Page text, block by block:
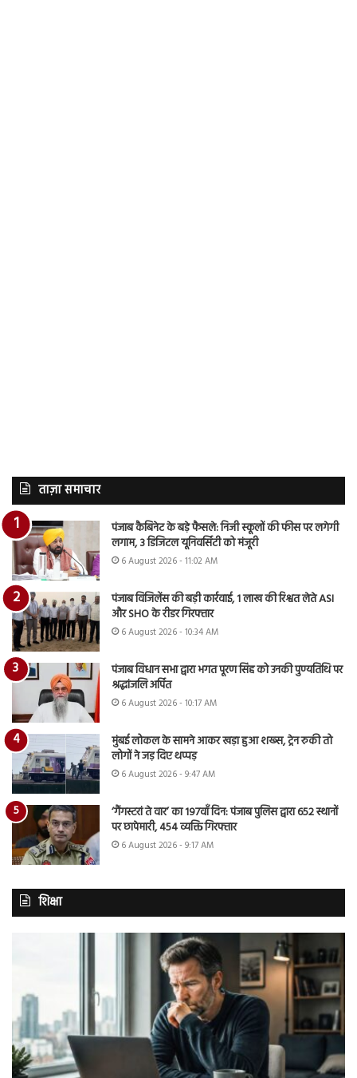
ताज़ा समाचार
पंजाब कैबिनेट के बड़े फैसले: निजी स्कूलों की फीस पर लगेगी
लगाम, 3 डिजिटल यूनिवर्सिटी को मंजूरी
6 August 2026 - 11:02 AM
पंजाब विजिलेंस की बड़ी कार्रवाई, 1 लाख की रिश्वत लेते ASI
और SHO के रीडर गिरफ्तार
6 August 2026 - 10:34 AM
पंजाब विधान सभा द्वारा भगत पूरण सिंह को उनकी पुण्यतिथि पर
श्रद्धांजलि अर्पित
6 August 2026 - 10:17 AM
मुंबई लोकल के सामने आकर खड़ा हुआ शख्स, ट्रेन रुकी तो
लोगों ने जड़ दिए थप्पड़
6 August 2026 - 9:47 AM
‘गैंगस्टरां ते वार’ का 197वाँ दिन: पंजाब पुलिस द्वारा 652 स्थानों
पर छापेमारी, 454 व्यक्ति गिरफ्तार
6 August 2026 - 9:17 AM
शिक्षा